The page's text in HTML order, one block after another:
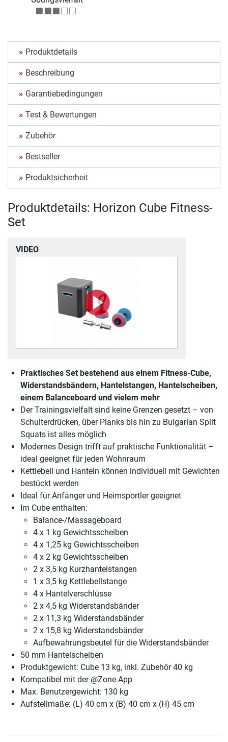
Produktdetails
Beschreibung
Garantiebedingungen
Test & Bewertungen
Zubehör
Bestseller
Produktsicherheit
Produktdetails: Horizon Cube Fitness-
Set
VIDEO
Praktisches Set bestehend aus einem Fitness-Cube,
Widerstandsbändern, Hantelstangen, Hantelscheiben,
einem Balanceboard und vielem mehr
Der Trainingsvielfalt sind keine Grenzen gesetzt – von
Schulterdrücken, über Planks bis hin zu Bulgarian Split
Squats ist alles möglich
Modernes Design trifft auf praktische Funktionalität –
ideal geeignet für jeden Wohnraum
Kettlebell und Hanteln können individuell mit Gewichten
bestückt werden
Ideal für Anfänger und Heimsportler geeignet
Im Cube enthalten:
Balance-/Massageboard
4 x 1 kg Gewichtsscheiben
4 x 1,25 kg Gewichtsscheiben
4 x 2 kg Gewichtsscheiben
2 x 3,5 kg Kurzhantelstangen
1 x 3,5 kg Kettlebellstange
4 x Hantelverschlüsse
2 x 4,5 kg Widerstandsbänder
2 x 11,3 kg Widerstandsbänder
2 x 15,8 kg Widerstandsbänder
Aufbewahrungsbeutel für die Widerstandsbänder
50 mm Hantelscheiben
Produktgewicht: Cube 13 kg, inkl. Zubehör 40 kg
Kompatibel mit der @Zone-App
Max. Benutzergewicht: 130 kg
Aufstellmaße: (L) 40 cm x (B) 40 cm x (H) 45 cm